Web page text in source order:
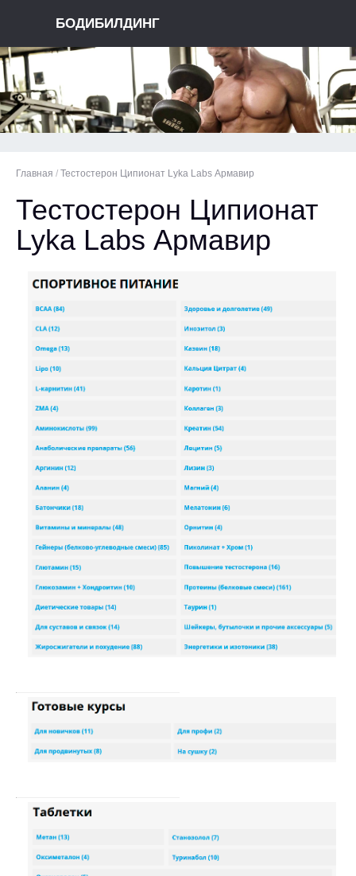
БОДИБИЛДИНГ
Главная / Тестостерон Ципионат Lyka Labs Армавир
Тестостерон Ципионат
Lyka Labs Армавир